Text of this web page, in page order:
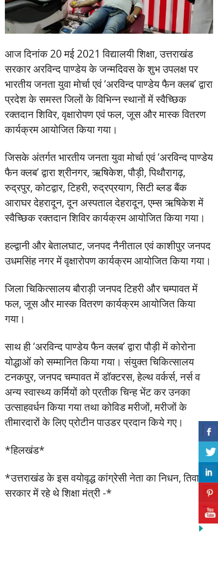
आज दिनांक 20 मई 2021 विद्यालयी शिक्षा, उत्तराखंड
सरकार अरविन्द पाण्डेय के जन्मदिवस के शुभ उपलक्ष पर
भारतीय जनता युवा मोर्चा एवं ‘अरविन्द पाण्डेय फैन क्लब’ द्वारा
प्रदेश के समस्त जिलों के विभिन्न स्थानों में स्वैच्छिक
रक्तदान शिविर, वृक्षारोपण एवं फल, जूस और मास्क वितरण
कार्यक्रम आयोजित किया गया।
जिसके अंतर्गत भारतीय जनता युवा मोर्चा एवं ‘अरविन्द पाण्डेय
फैन क्लब’ द्वारा श्रीनगर, ऋषिकेश, पौड़ी, पिथौरागढ़,
रुद्रपुर, कोटद्वार, टिहरी, रुद्रप्रयाग, सिटी ब्लड बैंक
आराघर देहरादून, दून अस्पताल देहरादून, एम्स ऋषिकेश में
स्वैच्छिक रक्तदान शिविर कार्यक्रम आयोजित किया गया।
हल्द्वानी और बेतालघाट, जनपद नैनीताल एवं काशीपुर जनपद
उधमसिंह नगर में वृक्षारोपण कार्यक्रम आयोजित किया गया।
जिला चिकित्सालय बौराड़ी जनपद टिहरी और चम्पावत में
फल, जूस और मास्क वितरण कार्यक्रम आयोजित किया
गया।
साथ ही ‘अरविन्द पाण्डेय फैन क्लब’ द्वारा पौड़ी में कोरोना
योद्धाओं को सम्मानित किया गया। संयुक्त चिकित्सालय
टनकपुर, जनपद चम्पावत में डॉक्टरस, हेल्थ वर्कर्स, नर्स व
अन्य स्वास्थ्य कर्मियों को प्रतीक चिन्ह भेंट कर उनका
उत्साहवर्धन किया गया तथा कोविड मरीजों, मरीजों के
तीमारदारों के लिए प्रोटीन पाउडर प्रदान किये गए।
*हिलखंड*
*उत्तराखंड के इस वयोवृद्ध कांग्रेसी नेता का निधन, तिवारी
सरकार में रहे थे शिक्षा मंत्री -*